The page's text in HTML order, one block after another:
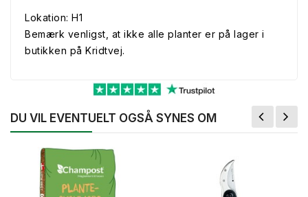
Lokation: H1
Bemærk venligst, at ikke alle planter er på lager i
butikken på Kridtvej.
DU VIL EVENTUELT OGSÅ SYNES OM